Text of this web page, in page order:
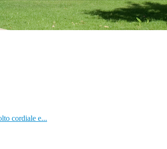
cordiale e...